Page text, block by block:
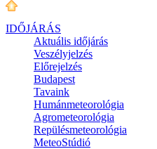
IDŐJÁRÁS
Aktuális időjárás
Veszélyjelzés
Előrejelzés
Budapest
Tavaink
Humánmeteorológia
Agrometeorológia
Repülésmeteorológia
MeteoStúdió